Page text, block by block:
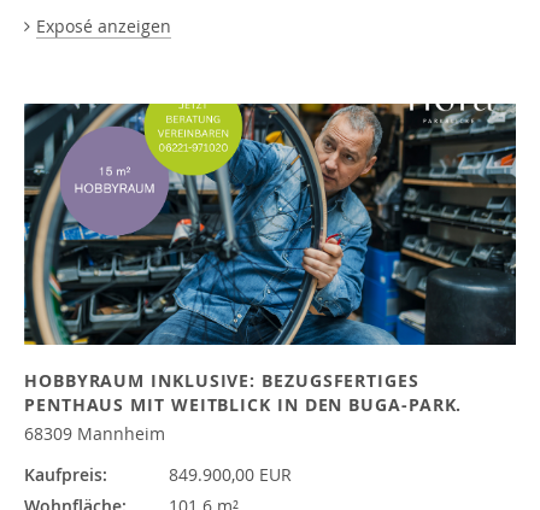
Exposé anzeigen
HOBBYRAUM INKLUSIVE: BEZUGSFERTIGES
PENTHAUS MIT WEITBLICK IN DEN BUGA-PARK.
68309 Mannheim
Kaufpreis:
849.900,00 EUR